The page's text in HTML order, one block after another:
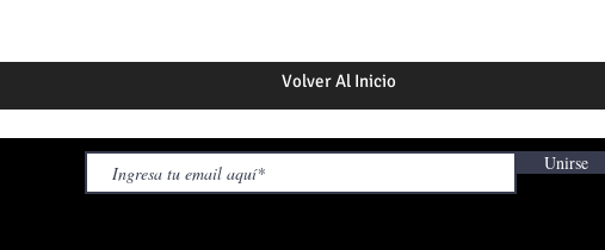
Volver Al Inicio
Unirse